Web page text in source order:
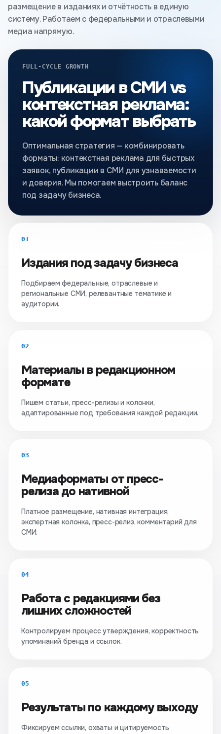
размещение в изданиях и отчётность в единую
систему. Работаем с федеральными и отраслевыми
медиа напрямую.
FULL-CYCLE GROWTH
Публикации в СМИ vs
контекстная реклама:
какой формат выбрать
Оптимальная стратегия — комбинировать
форматы: контекстная реклама для быстрых
заявок, публикации в СМИ для узнаваемости
и доверия. Мы помогаем выстроить баланс
под задачу бизнеса.
01
Издания под задачу бизнеса
Подбираем федеральные, отраслевые и
региональные СМИ, релевантные тематике и
аудитории.
02
Материалы в редакционном
формате
Пишем статьи, пресс-релизы и колонки,
адаптированные под требования каждой редакции.
03
Медиаформаты от пресс-
релиза до нативной
Платное размещение, нативная интеграция,
экспертная колонка, пресс-релиз, комментарий для
СМИ.
04
Работа с редакциями без
лишних сложностей
Контролируем процесс утверждения, корректность
упоминаний бренда и ссылок.
05
Результаты по каждому выходу
Фиксируем ссылки, охваты и цитируемость